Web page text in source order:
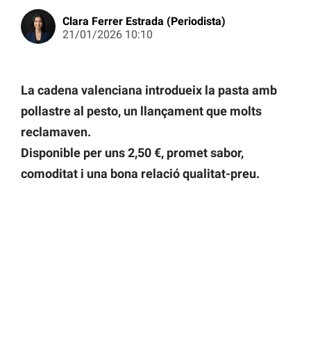
Clara Ferrer Estrada (Periodista)
21/01/2026 10:10
La cadena valenciana introdueix la pasta amb
pollastre al pesto, un llançament que molts
reclamaven.
Disponible per uns 2,50 €, promet sabor,
comoditat i una bona relació qualitat-preu.